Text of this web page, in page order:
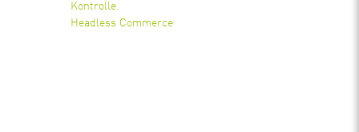
Kontrolle.
Headless Commerce